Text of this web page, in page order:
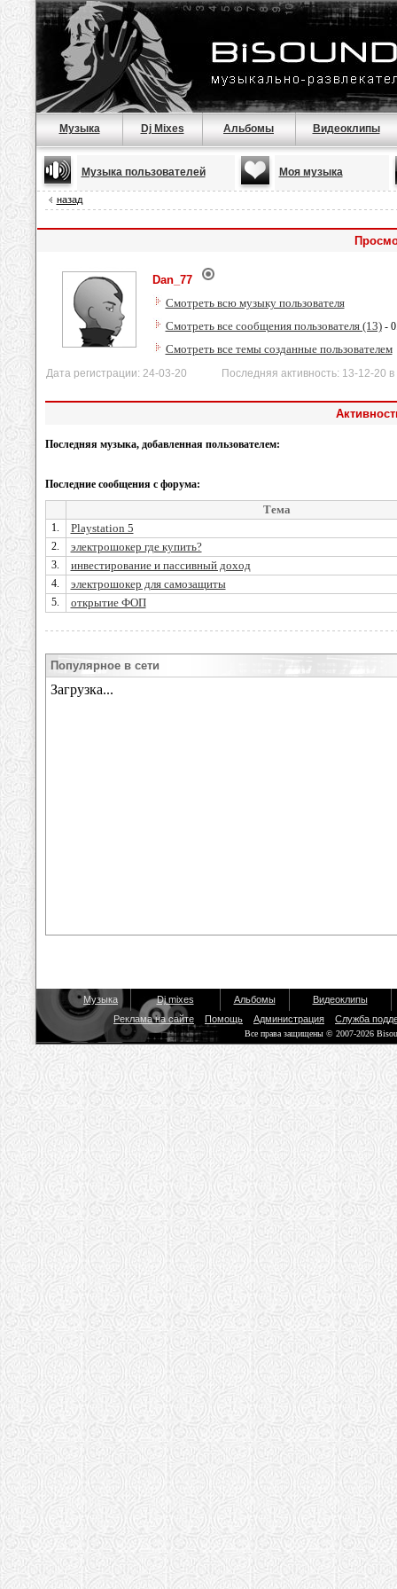
Музыка Dj Mixes Альбомы Видеоклипы
Музыка пользователей Моя музыка
назад
Dan_77
Смотреть всю музыку пользователя
Смотреть все сообщения пользователя (13)-
Смотреть все темы созданные пользователем
Дата регистрации: 24-03-20 Последняя активность: 13-12-20 в
Последняя музыка, добавленная пользователем:
Последние сообщения с форума:
Тема
1. Playstation 5
2. электрошокер где купить?
3. инвестирование и пассивный доход
4. электрошокер для самозащиты
5. открытие ФОП
Популярное в сети
Музыка Dj mixes Альбомы
Видеоклипы
Реклама на сайте
Помощь Администрация Служба
Все права защищены © 2007-2026